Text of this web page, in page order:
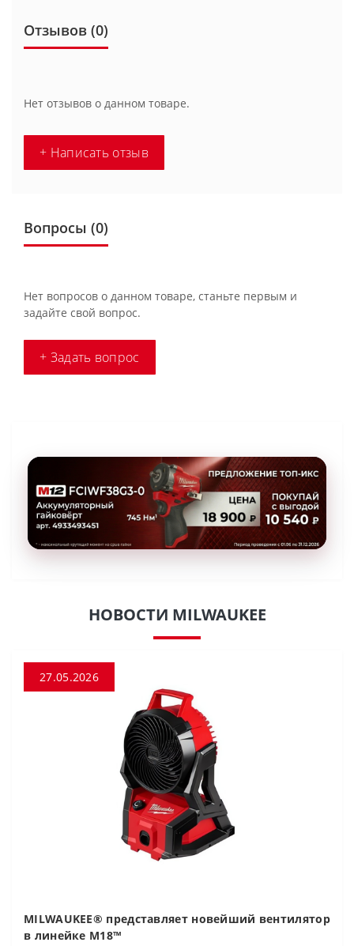
Отзывов (0)
Нет отзывов о данном товаре.
+ Написать отзыв
Вопросы (0)
Нет вопросов о данном товаре, станьте первым и
задайте свой вопрос.
+ Задать вопрос
НОВОСТИ MILWAUKEE
27.05.2026
MILWAUKEE® представляет новейший вентилятор
в линейке M18™